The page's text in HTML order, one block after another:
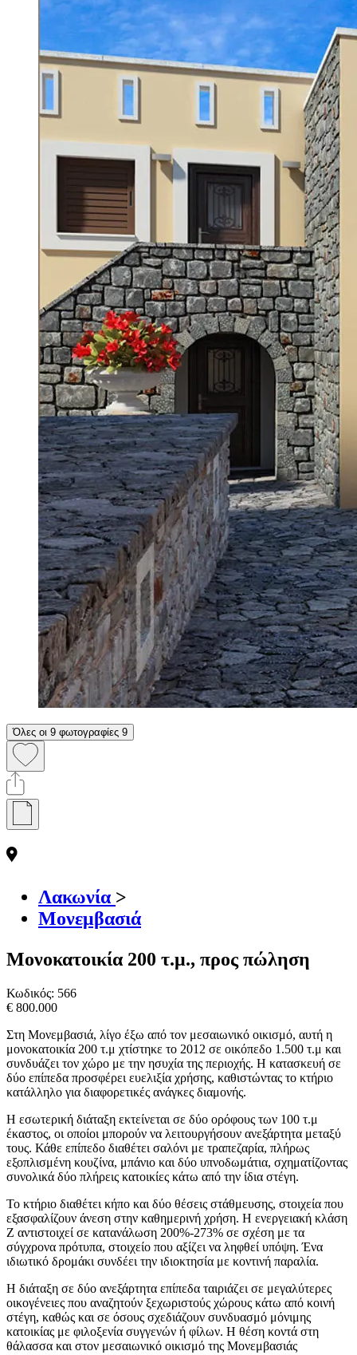
Όλες οι 9 φωτογραφίες 9
Λακωνία >
Μονεμβασιά
Μονοκατοικία 200 τ.μ., προς πώληση
Κωδικός: 566
€ 800.000
Στη Μονεμβασιά, λίγο έξω από τον μεσαιωνικό οικισμό, αυτή η
μονοκατοικία 200 τ.μ χτίστηκε το 2012 σε οικόπεδο 1.500 τ.μ και
συνδυάζει τον χώρο με την ησυχία της περιοχής. Η κατασκευή σε
δύο επίπεδα προσφέρει ευελιξία χρήσης, καθιστώντας το κτήριο
κατάλληλο για διαφορετικές ανάγκες διαμονής.
Η εσωτερική διάταξη εκτείνεται σε δύο ορόφους των 100 τ.μ
έκαστος, οι οποίοι μπορούν να λειτουργήσουν ανεξάρτητα μεταξύ
τους. Κάθε επίπεδο διαθέτει σαλόνι με τραπεζαρία, πλήρως
εξοπλισμένη κουζίνα, μπάνιο και δύο υπνοδωμάτια, σχηματίζοντας
συνολικά δύο πλήρεις κατοικίες κάτω από την ίδια στέγη.
Το κτήριο διαθέτει κήπο και δύο θέσεις στάθμευσης, στοιχεία που
εξασφαλίζουν άνεση στην καθημερινή χρήση. Η ενεργειακή κλάση
Ζ αντιστοιχεί σε κατανάλωση 200%-273% σε σχέση με τα
σύγχρονα πρότυπα, στοιχείο που αξίζει να ληφθεί υπόψη. Ένα
ιδιωτικό δρομάκι συνδέει την ιδιοκτησία με κοντινή παραλία.
Η διάταξη σε δύο ανεξάρτητα επίπεδα ταιριάζει σε μεγαλύτερες
οικογένειες που αναζητούν ξεχωριστούς χώρους κάτω από κοινή
στέγη, καθώς και σε όσους σχεδιάζουν συνδυασμό μόνιμης
κατοικίας με φιλοξενία συγγενών ή φίλων. Η θέση κοντά στη
θάλασσα και στον μεσαιωνικό οικισμό της Μονεμβασιάς